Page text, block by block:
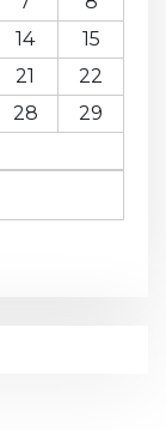
14
15
21
22
28
29